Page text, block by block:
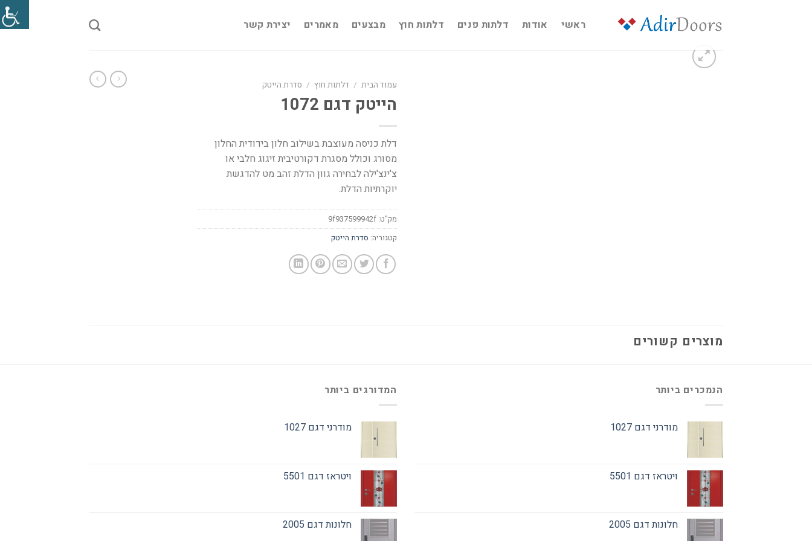
ראשי אודות דלתות פנים דלתות חוץ מבצעים מאמרים יצירת קשר
עמוד הבית / דלתות חוץ / סדרת הייטק
הייטק דגם 1072
דלת כניסה מעוצבת בשילוב חלון בידודית החלון
מסורג וכולל מסגרת דקורטיבית זיגוג חלבי או
צ'ינצ'ילה לבחירה גוון הדלת זהב מט להדגשת
יוקרתיות הדלת.
מק"ט: 9f937599942f
קטגוריה: סדרת הייטק
מוצרים קשורים
הנמכרים ביותר
מודרני דגם 1027
ויטראז דגם 5501
חלונות דגם 2005
המדורגים ביותר
מודרני דגם 1027
ויטראז דגם 5501
חלונות דגם 2005